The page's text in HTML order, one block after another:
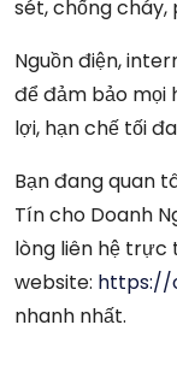
sét, chống
Nguồn điện,
để đảm bảo mọi
lợi, hạn chế tối
Bạn đang quan
Tín cho Doanh
lòng liên hệ trực
website: https://
nhanh nhất.